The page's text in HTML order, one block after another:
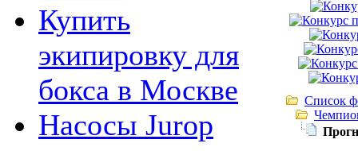
Купить
экипировку для
бокса в Москве
Насосы Jurop
Список